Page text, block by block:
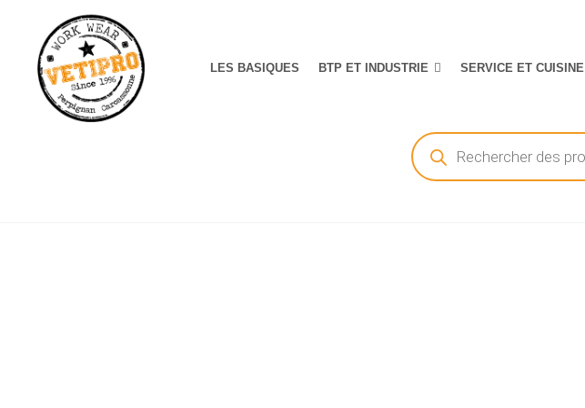
LES BASIQUES BTP ET INDUSTRIE SERVICE ET CUISINE
Recherche
de
produits